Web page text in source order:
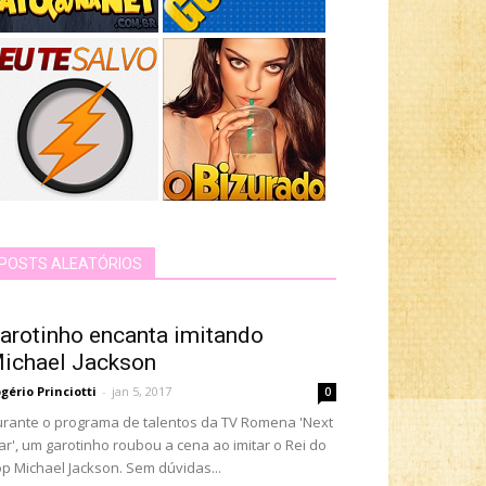
POSTS ALEATÓRIOS
encanta imitando
Jackson
Princiotti - jan 5, 2017 0
o programa de talentos da TV Romena 'Next
um garotinho roubou a cena ao imitar o Rei do
Michael Jackson. Sem dúvidas...